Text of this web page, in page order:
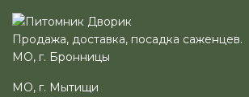
Продажа, доставка, посадка саженцев.
МО, г. Бронницы
МО, г. Мытищи